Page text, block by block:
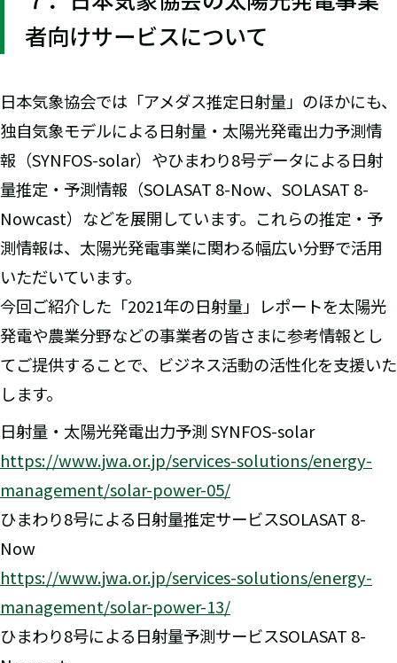
者向けサービスについて
日本気象協会では「アメダス推定日射量」のほかにも、
独自気象モデルによる日射量・太陽光発電出力予測情
報（SYNFOS-solar）やひまわり8号データによる日射
量推定・予測情報（SOLASAT 8-Now、SOLASAT 8-
Nowcast）などを展開しています。これらの推定・予
測情報は、太陽光発電事業に関わる幅広い分野で活用
いただいています。
今回ご紹介した「2021年の日射量」レポートを太陽光
発電や農業分野などの事業者の皆さまに参考情報とし
てご提供することで、ビジネス活動の活性化を支援いた
します。
日射量・太陽光発電出力予測 SYNFOS-solar
https://www.jwa.or.jp/services-solutions/energy-
management/solar-power-05/
ひまわり8号による日射量推定サービスSOLASAT 8-
Now
https://www.jwa.or.jp/services-solutions/energy-
management/solar-power-13/
ひまわり8号による日射量予測サービスSOLASAT 8-